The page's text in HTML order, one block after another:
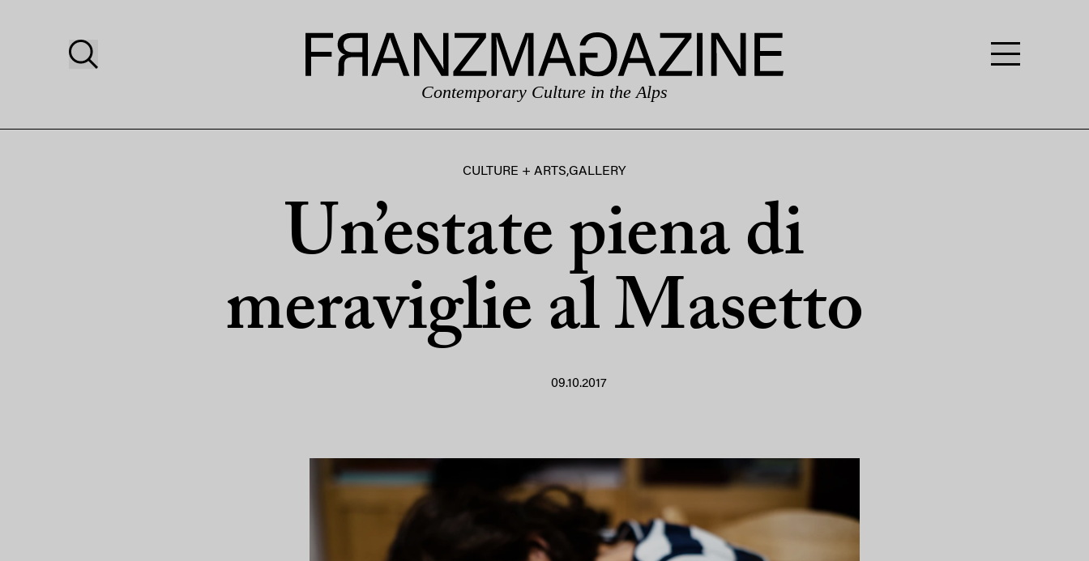
Contemporary Culture in the Alps
CULTURE + ARTS,GALLERY
Un’estate piena di
meraviglie al Masetto
09.10.2017